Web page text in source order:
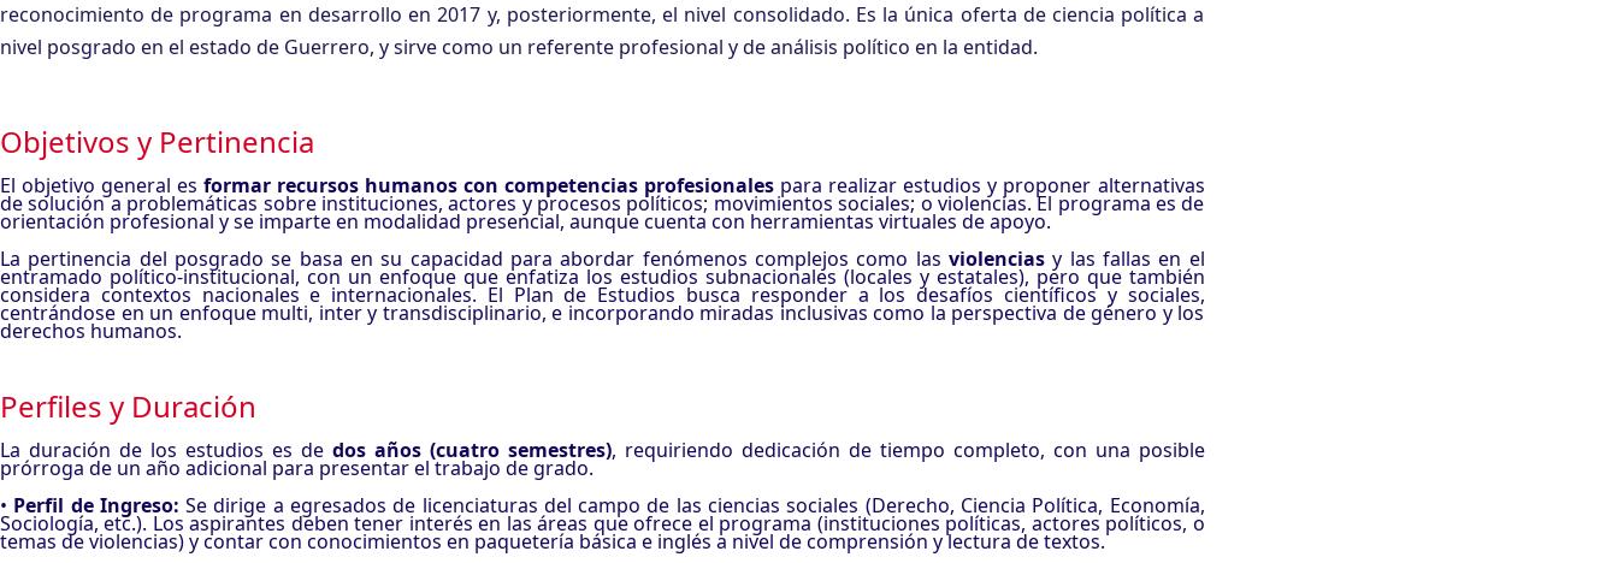
reconocimiento de programa en desarrollo en 2017 y, posteriormente, el nivel consolidado. Es la única oferta de ciencia política a
nivel posgrado en el estado de Guerrero, y sirve como un referente profesional y de análisis político en la entidad.
Objetivos y Pertinencia
El objetivo general esformar recursos humanos con competencias profesionales para realizar estudios y proponer alternativas
de solución a problemáticas sobre instituciones, actores y procesos políticos; movimientos sociales; o violencias. El programa es de
orientación profesional y se imparte en modalidad presencial, aunque cuenta con herramientas virtuales de apoyo.
La pertinencia del posgrado se basa en su capacidad para abordar fenómenos complejos como las violenciasy las fallas en el
entramado político-institucional, con un enfoque que enfatiza los estudios subnacionales (locales y estatales), pero que también
considera contextos nacionales e internacionales. El Plan de Estudios busca responder a los desafíos científicos y sociales,
centrándose en un enfoque multi, inter y transdisciplinario, e incorporando miradas inclusivas como la perspectiva de género y los
derechos humanos.
Perfiles y Duración
La duración de los estudios es de dos años (cuatro semestres), requiriendo dedicación de tiempo completo, con una posible
prórroga de un año adicional para presentar el trabajo de grado.
• Perfil de Ingreso: Se dirige a egresados de licenciaturas del campo de las ciencias sociales (Derecho, Ciencia Política, Economía,
Sociología, etc.). Los aspirantes deben tener interés en las áreas que ofrece el programa (instituciones políticas, actores políticos, o
temas de violencias) y contar con conocimientos en paquetería básica e inglés a nivel de comprensión y lectura de textos.